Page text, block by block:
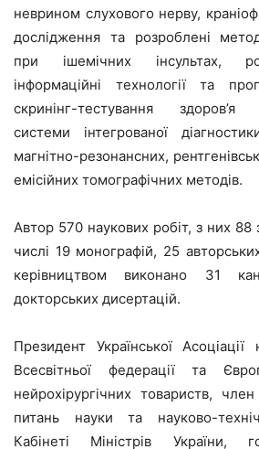
неврином слухового нерву,
дослідження та розроблені
при ішемічних інсультах,
інформаційні технології та
скринінг-тестування здоров’я
системи інтегрованої
магнітно-резонансних,
емісійних томографічних методів.
Автор 570 наукових робіт, з них
числі 19 монографій, 25
керівництвом виконано 31
докторських дисертацій.
Президент Української Асоціації
Всесвітньої федерації та
нейрохірургічних товариств,
питань науки та науково-
Кабінеті Міністрів України,